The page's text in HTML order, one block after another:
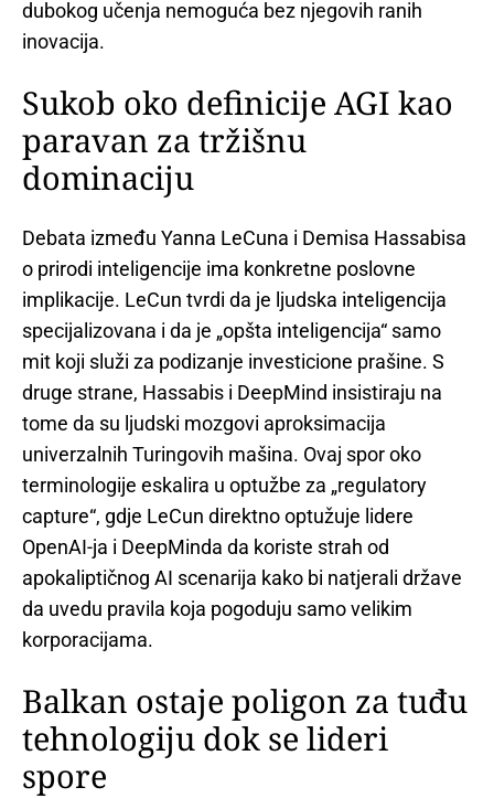
dubokog učenja nemoguća bez njegovih ranih
inovacija.
Sukob oko definicije AGI kao
paravan za tržišnu
dominaciju
Debata između Yanna LeCuna i Demisa Hassabisa
o prirodi inteligencije ima konkretne poslovne
implikacije. LeCun tvrdi da je ljudska inteligencija
specijalizovana i da je „opšta inteligencija“ samo
mit koji služi za podizanje investicione prašine. S
druge strane, Hassabis i DeepMind insistiraju na
tome da su ljudski mozgovi aproksimacija
univerzalnih Turingovih mašina. Ovaj spor oko
terminologije eskalira u optužbe za „regulatory
capture“, gdje LeCun direktno optužuje lidere
OpenAI-ja i DeepMinda da koriste strah od
apokaliptičnog AI scenarija kako bi natjerali države
da uvedu pravila koja pogoduju samo velikim
korporacijama.
Balkan ostaje poligon za tuđu
tehnologiju dok se lideri
spore